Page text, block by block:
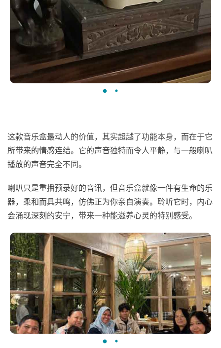
这款音乐盒最动人的价值，其实超越了功能本身，而在于它
所带来的情感连结。它的声音独特而令人平静，与一般喇叭
播放的声音完全不同。
喇叭只是重播预录好的音讯，但音乐盒就像一件有生命的乐
器，柔和而具共鸣，仿佛正为你亲自演奏。聆听它时，内心
会涌现深刻的安宁，带来一种能滋养心灵的特别感受。